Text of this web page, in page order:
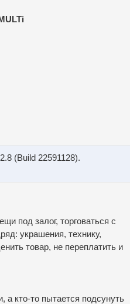
(Build 22591128).
под залог, торговаться с
украшения, технику,
товар, не переплатить и
а кто-то пытается подсунуть